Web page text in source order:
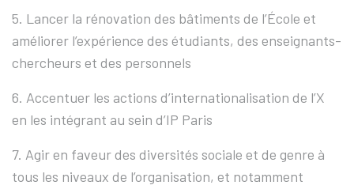
5. Lancer la rénovation des bâtiments de l’École et
améliorer l’expérience des étudiants, des enseignants-
chercheurs et des personnels
6. Accentuer les actions d’internationalisation de l’X
en les intégrant au sein d’IP Paris
7. Agir en faveur des diversités sociale et de genre à
tous les niveaux de l’organisation, et notamment